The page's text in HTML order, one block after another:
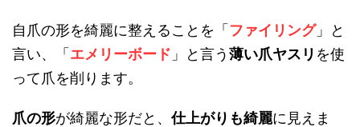
自爪の形を綺麗に整えることを「 ファイリング」と
言い、「 エメリーボード 」と言う薄い爪ヤスリ を使
って爪を削ります。
爪の形が綺麗な形だと、仕上がりも綺麗に見えま